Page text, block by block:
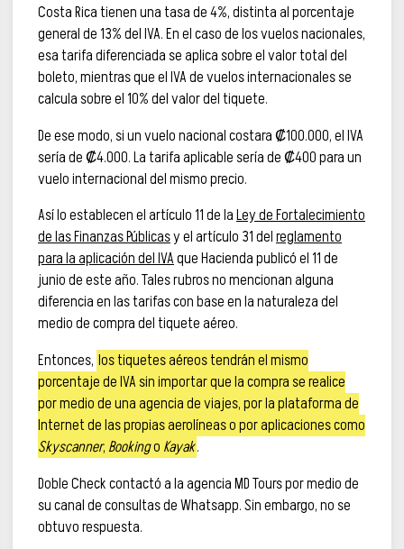
Costa Rica tienen una tasa de 4%, distinta al porcentaje
general de 13% del IVA. En el caso de los vuelos nacionales,
esa tarifa diferenciada se aplica sobre el valor total del
boleto, mientras que el IVA de vuelos internacionales se
calcula sobre el 10% del valor del tiquete.
De ese modo, si un vuelo nacional costara ₡100.000, el IVA
sería de ₡4.000. La tarifa aplicable sería de ₡400 para un
vuelo internacional del mismo precio.
Así lo establecen el artículo 11 de laLey de Fortalecimiento
de las Finanzas Públicasy el artículo 31 delreglamento
para la aplicación del IVAque Hacienda publicó el 11 de
junio de este año. Tales rubros no mencionan alguna
diferencia en las tarifas con base en la naturaleza del
medio de compra del tiquete aéreo.
Entonces, los tiquetes aéreos tendrán el mismo
porcentaje de IVA sin importar que la compra se realice
por medio de una agencia de viajes, por la plataforma de
Internet de las propias aerolíneas o por aplicaciones como
Skyscanner, Bookingo Kayak.
Doble Check contactó a la agencia MD Tours por medio de
su canal de consultas de Whatsapp. Sin embargo, no se
obtuvo respuesta.